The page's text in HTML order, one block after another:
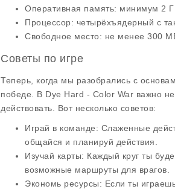
Оперативная память: минимум 2
Процессор: четырёхъядерный с
Свободное место: не менее 300
Советы по игре
Теперь, когда мы разобрались с
победе. В Dye Hard - Color War важно не
действовать. Вот несколько советов:
Играй в команде: Слаженные
общайся и планируй действия.
Изучай карты: Каждый круг ты
возможные маршруты для врагов.
Экономь ресурсы: Если ты